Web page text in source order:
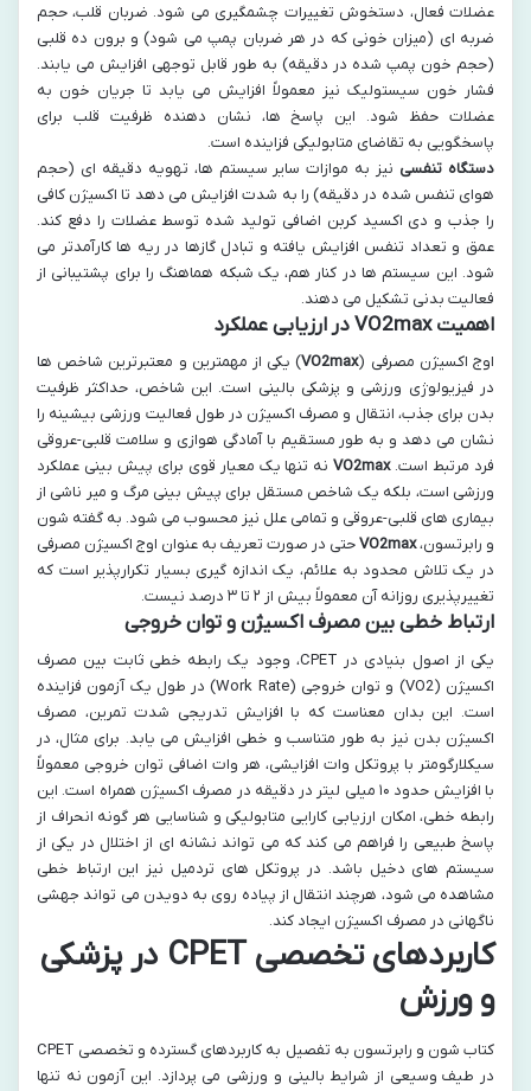
عضلات فعال، دستخوش تغییرات چشمگیری می شود. ضربان قلب، حجم
ضربه ای (میزان خونی که در هر ضربان پمپ می شود) و برون ده قلبی
(حجم خون پمپ شده در دقیقه) به طور قابل توجهی افزایش می یابند.
فشار خون سیستولیک نیز معمولاً افزایش می یابد تا جریان خون به
عضلات حفظ شود. این پاسخ ها، نشان دهنده ظرفیت قلب برای
پاسخگویی به تقاضای متابولیکی فزاینده است.
دستگاه تنفسی نیز به موازات سایر سیستم ها، تهویه دقیقه ای (حجم
هوای تنفس شده در دقیقه) را به شدت افزایش می دهد تا اکسیژن کافی
را جذب و دی اکسید کربن اضافی تولید شده توسط عضلات را دفع کند.
عمق و تعداد تنفس افزایش یافته و تبادل گازها در ریه ها کارآمدتر می
شود. این سیستم ها در کنار هم، یک شبکه هماهنگ را برای پشتیبانی از
فعالیت بدنی تشکیل می دهند.
اهمیتVO2maxدر ارزیابی عملکرد
اوج اکسیژن مصرفی (VO2max) یکی از مهمترین و معتبرترین شاخص ها
در فیزیولوژی ورزشی و پزشکی بالینی است. این شاخص، حداکثر ظرفیت
بدن برای جذب، انتقال و مصرف اکسیژن در طول فعالیت ورزشی بیشینه را
نشان می دهد و به طور مستقیم با آمادگی هوازی و سلامت قلبی-عروقی
فرد مرتبط است.VO2maxنه تنها یک معیار قوی برای پیش بینی عملکرد
ورزشی است، بلکه یک شاخص مستقل برای پیش بینی مرگ و میر ناشی از
بیماری های قلبی-عروقی و تمامی علل نیز محسوب می شود. به گفته شون
و رابرتسون،VO2maxحتی در صورت تعریف به عنوان اوج اکسیژن مصرفی
در یک تلاش محدود به علائم، یک اندازه گیری بسیار تکرارپذیر است که
تغییرپذیری روزانه آن معمولاً بیش از ۲ تا ۳ درصد نیست.
ارتباط خطی بین مصرف اکسیژن و توان خروجی
یکی از اصول بنیادی در CPET، وجود یک رابطه خطی ثابت بین مصرف
اکسیژن (VO2) و توان خروجی (Work Rate) در طول یک آزمون فزاینده
است. این بدان معناست که با افزایش تدریجی شدت تمرین، مصرف
اکسیژن بدن نیز به طور متناسب و خطی افزایش می یابد. برای مثال، در
سیکلارگومتر با پروتکل وات افزایشی، هر وات اضافی توان خروجی معمولاً
با افزایش حدود ۱۰ میلی لیتر در دقیقه در مصرف اکسیژن همراه است. این
رابطه خطی، امکان ارزیابی کارایی متابولیکی و شناسایی هر گونه انحراف از
پاسخ طبیعی را فراهم می کند که می تواند نشانه ای از اختلال در یکی از
سیستم های دخیل باشد. در پروتکل های تردمیل نیز این ارتباط خطی
مشاهده می شود، هرچند انتقال از پیاده روی به دویدن می تواند جهشی
ناگهانی در مصرف اکسیژن ایجاد کند.
کاربردهای تخصصی CPET در پزشکی
و ورزش
کتاب شون و رابرتسون به تفصیل به کاربردهای گسترده و تخصصی CPET
در طیف وسیعی از شرایط بالینی و ورزشی می پردازد. این آزمون نه تنها